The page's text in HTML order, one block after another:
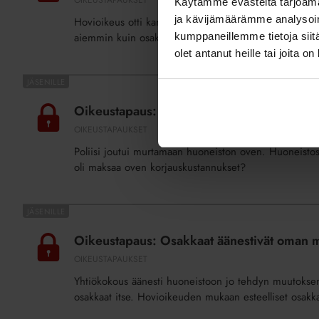
ja kävijämäärämme
kumppaneillemme tietoja
olet antanut heille tai joita
kunnossapitotarveselvityksen
kirjauksestaHovioikeus otti kantaa siihen, oliko taloyhtiö
aiemmin kuin osakkaalla oli
Taloyhtiön
kunnossapitovastuu
vahingonkorvausta
Oikeustapaus: Taloyhtiön
Poliisi joutui murtamaan huoneiston oven.
oli maksaa oven korjauskustannukset?
Osakkaat
äänestivät
oman
muutostyönsä
Oikeustapaus: Osakkaat äänestivät oman
Yhtiökokous äänesti huoneistoon jo tehdyn
osakkaat itse. Hovioikeuden mukaan esteelliset